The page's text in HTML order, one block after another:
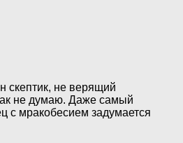
скептик, не верящий
не думаю. Даже самый
с мракобесием задумается